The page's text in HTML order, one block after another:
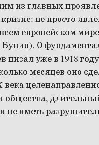
из главных
не просто
европейском
О
писал уже в 1918
месяцев оно
общества,
не иметь